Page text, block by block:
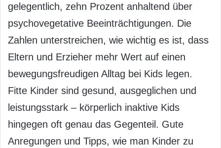
gelegentlich, zehn Prozent anhaltend über
psychovegetative Beeinträchtigungen. Die
Zahlen unterstreichen, wie wichtig es ist, dass
Eltern und Erzieher mehr Wert auf einen
bewegungsfreudigen Alltag bei Kids legen.
Fitte Kinder sind gesund, ausgeglichen und
leistungsstark – körperlich inaktive Kids
hingegen oft genau das Gegenteil. Gute
Anregungen und Tipps, wie man Kinder zu